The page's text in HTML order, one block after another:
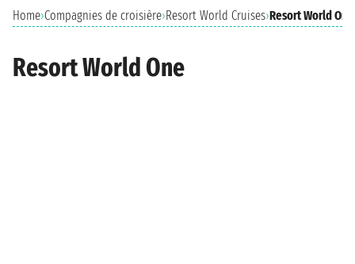
Home›Compagnies de croisière›Resort World Cruises›Resort World One
Resort World One